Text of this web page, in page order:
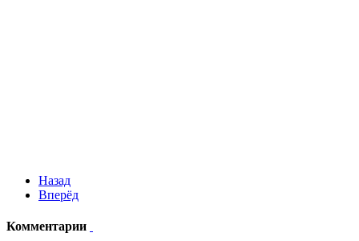
Назад
Вперёд
Комментарии